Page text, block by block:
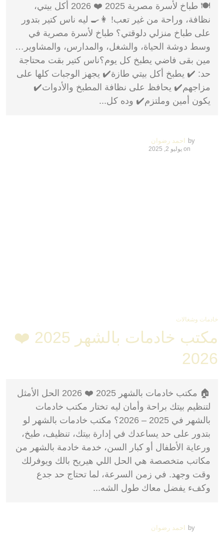
🍽️ طباخ لأسرة مصرية 2025 ❤️ 2026 أكل بيتي،
نظافة، وراحة من غير تعب! 👩‍🍳 ليه ناس كتير بتدور
على طباخ منزلي دلوقتي؟ طباخ لأسرة مصرية في
وسط دوشة الحياة، والشغل، والمدارس، والمشاوير…
مين بقى فاضي يطبخ كل يوم؟ناس كتير بقت محتاجة
حد: ✔️ يطبخ أكل بيتي طازة✔️ يجهز الوجبات كلها على
مزاجهم✔️ يحافظ على نظافة المطبخ والأدوات✔️
يكون أمين وملتزم✔️ وده كل...
by احمد رضوان
on يوليو 2, 2025
خادمات وشغالات
مكتب خادمات بالشهر 2025 ❤️
2026
🏠 مكتب خادمات بالشهر 2025 ❤️ 2026 الحل الأمثل
لتنظيم بيتك براحة وأمان ليه تختار مكتب خادمات
بالشهر في 2025 – 2026؟ مكتب خادمات بالشهر لو
بتدور على حد يساعدك في إدارة بيتك، تنظيف، طبخ،
ورعاية الأطفال أو كبار السن، خدمة خادمة بالشهر من
مكاتب متخصصة هي الحل اللي هيريح بالك ويوفرلك
وقت وجهد. في زمن السرعة، لما تحتاج حد جدع
وكفء يفضل معاك طول الشه...
by احمد رضوان